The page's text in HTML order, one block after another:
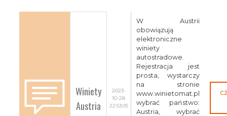
Winiety
Austria
2023-
10-28
22:53:05
W Austrii
obowiązują
elektroniczne
winiety
autostradowe.
Rejestracja jest
prosta, wystarczy
na stronie
www.winietomat.pl
wybrać państwo:
Austria, wybrać